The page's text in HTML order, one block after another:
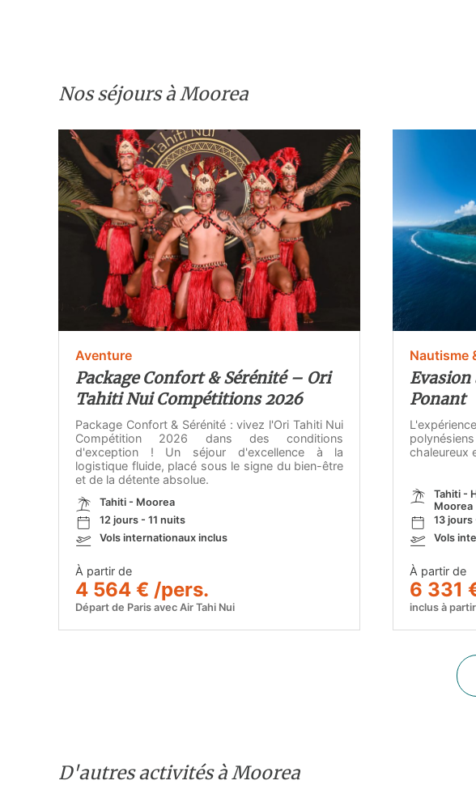
Nos séjours à Moorea
Aventure
Package Confort & Sérénité – Ori
Tahiti Nui Compétitions 2026
Package Confort & Sérénité : vivez l'Ori Tahiti Nui
Compétition 2026 dans des conditions
d'exception ! Un séjour d'excellence à la
logistique fluide, placé sous le signe du bien-être
et de la détente absolue.
Tahiti - Moorea
12 jours - 11 nuits
Vols internationaux inclus
À partir de
4 564 € /pers.
Départ de Paris avec Air Tahi Nui
Nautisme
Evasion
Ponant
chaleureux
Tahiti -
Moorea
13 jours
Vols
À partir de
6 331
inclus à
D'autres activités à Moorea